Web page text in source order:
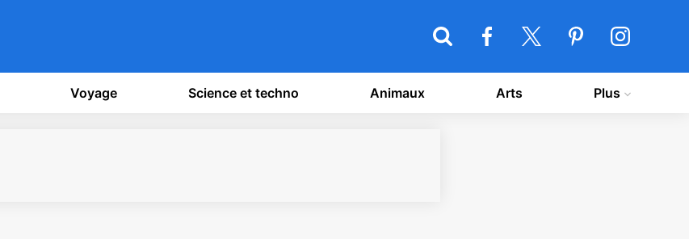
Voyage Science et techno Animaux Arts Plus